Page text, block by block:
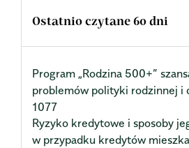
Ostatnio czytane 60 dni
Program „Rodzina 500+”
problemów polityki rodzinnej i
1077
Ryzyko kredytowe i sposoby
w przypadku kredytów